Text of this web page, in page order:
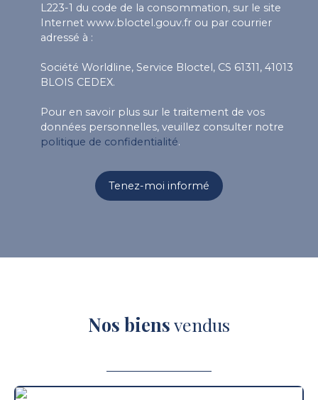
L223-1 du code de la consommation, sur le site
Internet www.bloctel.gouv.fr ou par courrier
adressé à :
Société Worldline, Service Bloctel, CS 61311, 41013
BLOIS CEDEX.
Pour en savoir plus sur le traitement de vos
données personnelles, veuillez consulter notre
politique de confidentialité.
Tenez-moi informé
Nos biensvendus